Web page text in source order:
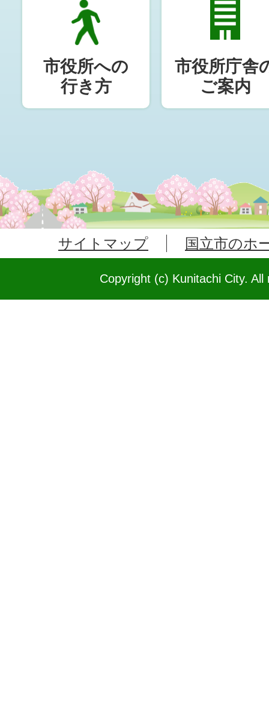
市役所への
行き方
市役所庁舎
ご案内
サイトマップ 国立市のホ
Copyright (c) Kunitachi City.